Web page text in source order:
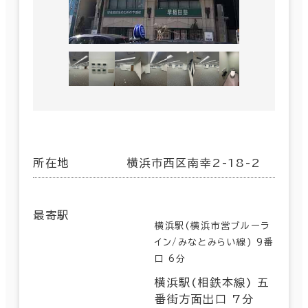
所在地 横浜市西区南幸2-18-2
最寄駅
横浜駅(横浜市営ブルーラ
イン/みなとみらい線) 9番
口 6分
横浜駅(相鉄本線) 五
番街方面出口 7分